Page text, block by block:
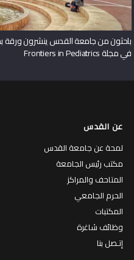
باحثون من جامعة القدس ينشرون ورقة
في مجلة Frontiers in Pediatrics
عن القدس
لمحة عن جامعة القدس
مكتب رئيس الجامعة
المتاحف والمراكز
الحرم الجامعي
المكتبات
وظائف شاغرة
إتـصل بنا